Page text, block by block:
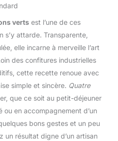
verts est l’une de ces
s’y attarde. Transparente,
elle incarne à merveille l’art
des confitures industrielles
cette recette renoue avec
simple et sincère. Quatre
que ce soit au petit-déjeuner
ou en accompagnement d’un
bons gestes et un peu
résultat digne d’un artisan